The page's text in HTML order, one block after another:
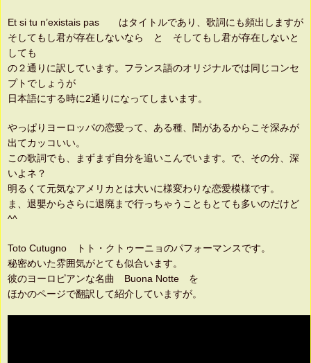
Et si tu n’existais pas はタイトルであり、歌詞にも頻出しますが
そしてもし君が存在しないなら と そしてもし君が存在しないと
しても
の２通りに訳しています。フランス語のオリジナルでは同じコンセ
プトでしょうが
日本語にする時に2通りになってしまいます。
やっぱりヨーロッパの恋愛って、ある種、闇があるからこそ深みが
出てカッコいい。
この歌詞でも、まずまず自分を追いこんでいます。で、その分、深
いよネ？
明るくて元気なアメリカとは大いに様変わりな恋愛模様です。
ま、退嬰からさらに退廃まで行っちゃうこともとても多いのだけど
^^
Toto Cutugno トト・クトゥーニョのパフォーマンスです。
秘密めいた雰囲気がとても似合います。
彼のヨーロピアンな名曲 Buona Notte を
ほかのページで翻訳して紹介していますが。